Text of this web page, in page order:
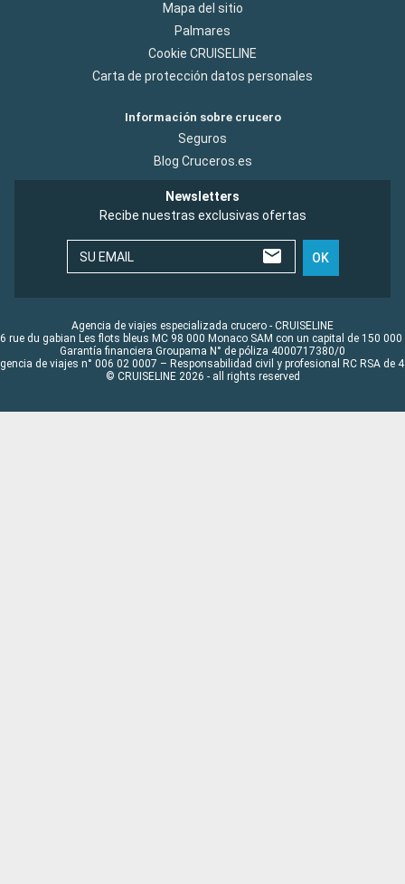
Mapa del sitio
Palmares
Cookie CRUISELINE
Carta de protección datos personales
Información sobre crucero
Seguros
Blog Cruceros.es
Newsletters
Recibe nuestras exclusivas ofertas
SU EMAIL OK
Agencia de viajes especializada crucero - CRUISELINE
rue du gabian Les flots bleus MC 98 000 Monaco SAM con un capital de 150 000
Garantía financiera Groupama N° de póliza 4000717380/0
de viajes n° 006 02 0007 – Responsabilidad civil y profesional RC RSA de
© CRUISELINE 2026 - all rights reserved